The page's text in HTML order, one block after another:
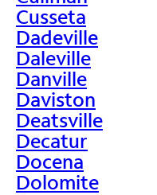
Cusseta
Dadeville
Daleville
Danville
Daviston
Deatsville
Decatur
Docena
Dolomite